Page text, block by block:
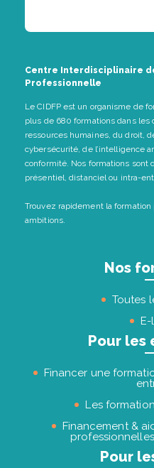
Centre Interdisciplinaire
Professionnelle
Le CIDFP est un organisme de
plus de 680 formations dans
ressources humaines, du droit,
cybersécurité, de l’intelligence
conformité. Nos formations sont
présentiel, distanciel ou intra-
Trouvez rapidement la
ambitions.
Nos
Toutes
E-
Pour les
Financer une
Les
Financement &
Pour